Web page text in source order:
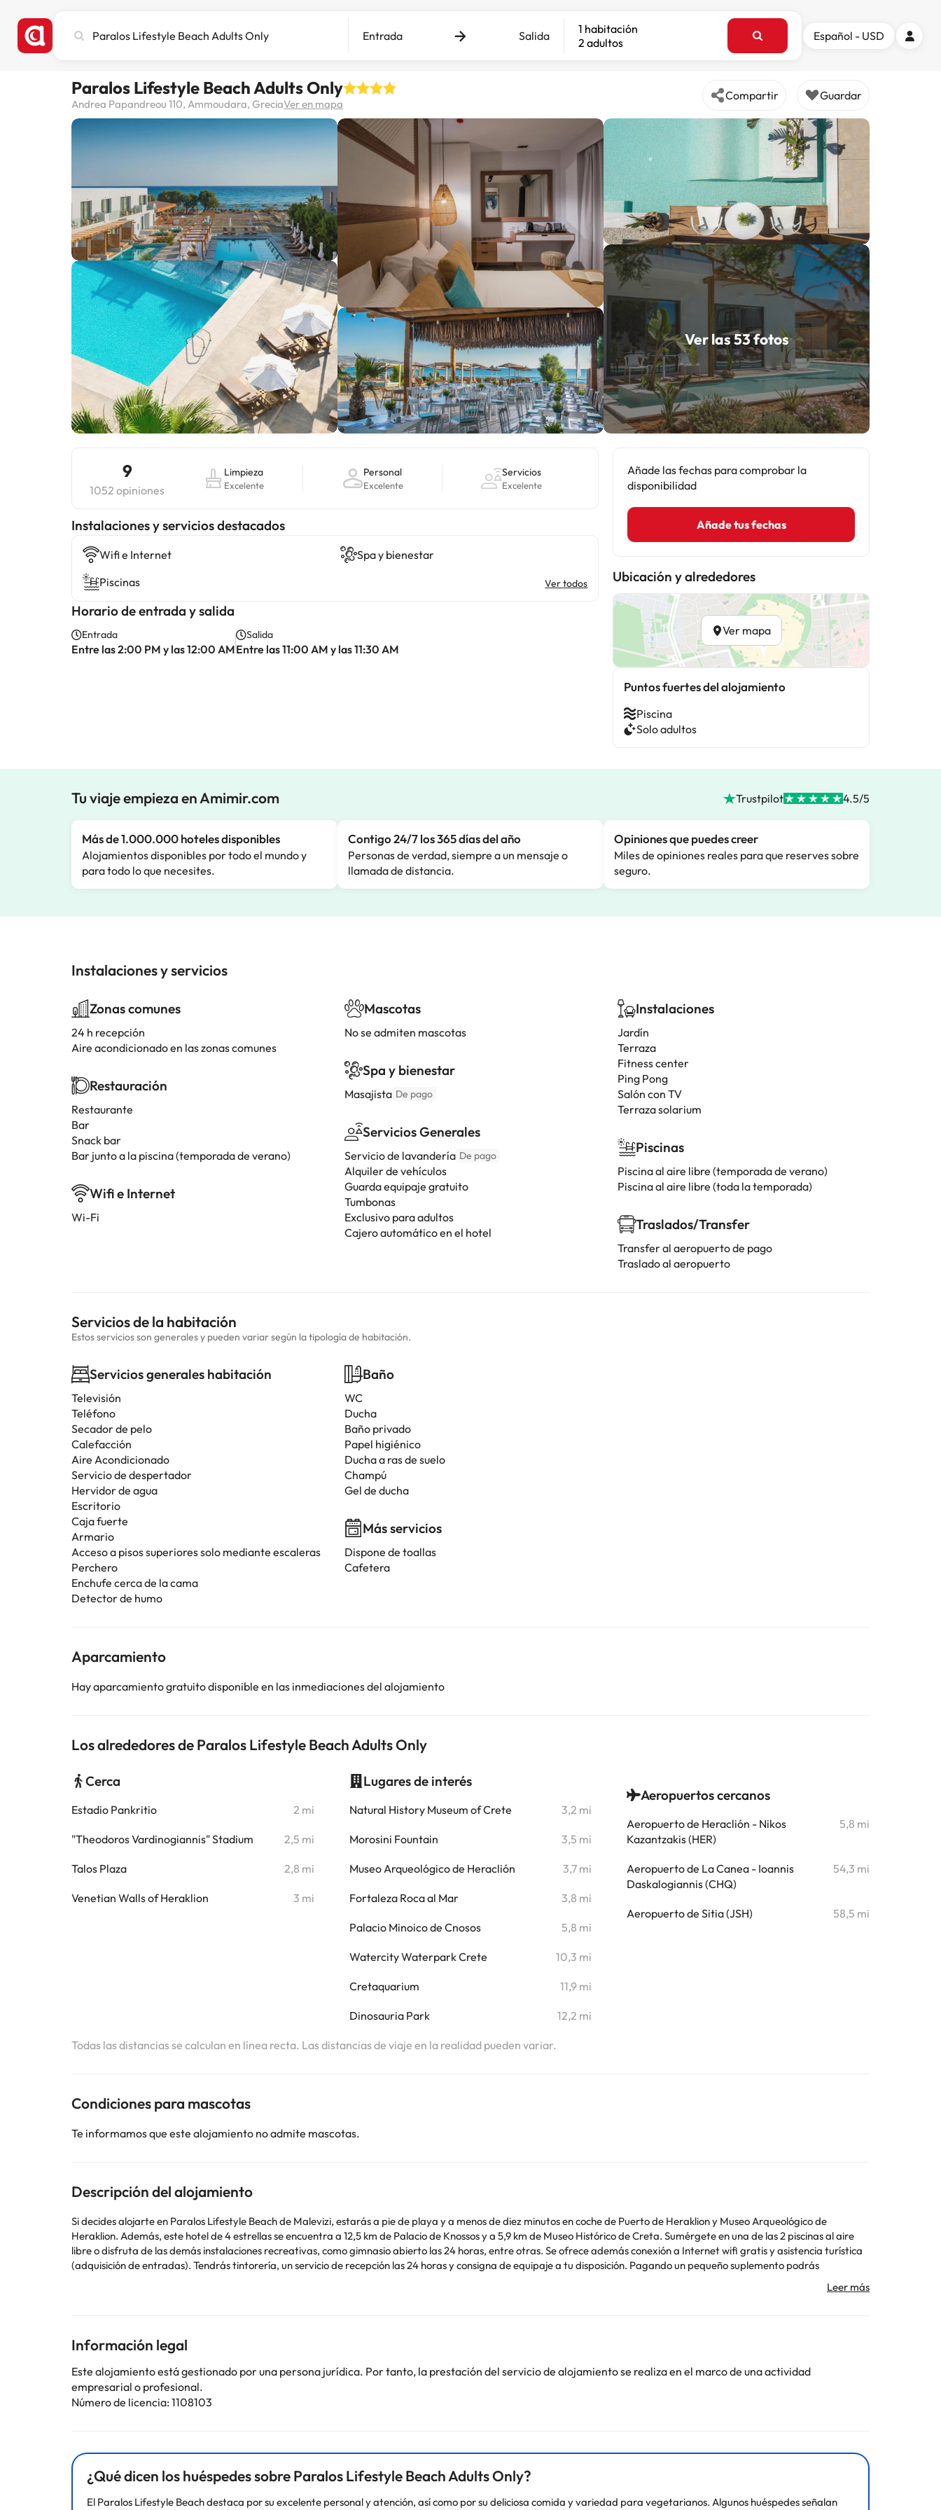
ciudad,
destino
Entrada Salida
1 habitación
2 adultos
Español - USD
Paralos Lifestyle Beach Adults Only
Andrea Papandreou 110, Ammoudara, GreciaVer en mapa
Compartir Guardar
Ver las 53 fotos
9
1052 opiniones
Limpieza
Excelente
Personal
Excelente
Servicios
Excelente
Instalaciones y servicios destacados
Wifi e Internet
Spa y bienestar
Piscinas
Ver todos
Horario de entrada y salida
Entrada
Entre las 2:00 PM y las 12:00 AM
Salida
Entre las 11:00 AM y las 11:30 AM
Añade las fechas para comprobar la
disponibilidad
Añade tus fechas
Ubicación y alrededores
Ver mapa
Puntos fuertes del alojamiento
Piscina
Solo adultos
Tu viaje empieza en Amimir.com Trustpilot 4.5/5
Más de 1.000.000 hoteles disponibles
Alojamientos disponibles por todo el mundo y
para todo lo que necesites.
Contigo 24/7 los 365 días del año
Personas de verdad, siempre a un mensaje o
llamada de distancia.
Opiniones que puedes creer
Miles de opiniones reales para que reserves sobre
seguro.
Instalaciones y servicios
Zonas comunes
24 h recepción
Aire acondicionado en las zonas comunes
Restauración
Restaurante
Bar
Snack bar
Bar junto a la piscina (temporada de verano)
Wifi e Internet
Wi-Fi
Mascotas
No se admiten mascotas
Spa y bienestar
Masajista De pago
Servicios Generales
Servicio de lavandería De pago
Alquiler de vehículos
Guarda equipaje gratuito
Tumbonas
Exclusivo para adultos
Cajero automático en el hotel
Instalaciones
Jardín
Terraza
Fitness center
Ping Pong
Salón con TV
Terraza solarium
Piscinas
Piscina al aire libre (temporada de verano)
Piscina al aire libre (toda la temporada)
Traslados/Transfer
Transfer al aeropuerto de pago
Traslado al aeropuerto
Servicios de la habitación
Estos servicios son generales y pueden variar según la tipología de habitación.
Servicios generales habitación
Televisión
Teléfono
Secador de pelo
Calefacción
Aire Acondicionado
Servicio de despertador
Hervidor de agua
Escritorio
Caja fuerte
Armario
Acceso a pisos superiores solo mediante escaleras
Perchero
Enchufe cerca de la cama
Detector de humo
Baño
WC
Ducha
Baño privado
Papel higiénico
Ducha a ras de suelo
Champú
Gel de ducha
Más servicios
Dispone de toallas
Cafetera
Aparcamiento
Hay aparcamiento gratuito disponible en las inmediaciones del alojamiento
Los alrededores de Paralos Lifestyle Beach Adults Only
Cerca
Estadio Pankritio 2 mi
"Theodoros Vardinogiannis" Stadium 2,5 mi
Talos Plaza 2,8 mi
Venetian Walls of Heraklion 3 mi
Lugares de interés
Natural History Museum of Crete 3,2 mi
Morosini Fountain 3,5 mi
Museo Arqueológico de Heraclión 3,7 mi
Fortaleza Roca al Mar 3,8 mi
Palacio Minoico de Cnosos 5,8 mi
Watercity Waterpark Crete 10,3 mi
Cretaquarium 11,9 mi
Dinosauria Park 12,2 mi
Aeropuertos cercanos
Aeropuerto de Heraclión - Nikos
Kazantzakis (HER)
5,8 mi
Aeropuerto de La Canea - Ioannis
Daskalogiannis (CHQ)
54,3 mi
Aeropuerto de Sitia (JSH) 58,5 mi
Todas las distancias se calculan en línea recta. Las distancias de viaje en la realidad pueden variar.
Condiciones para mascotas
Te informamos que este alojamiento no admite mascotas.
Descripción del alojamiento
Si decides alojarte en Paralos Lifestyle Beach de Malevizi, estarás a pie de playa y a menos de diez minutos en coche de Puerto de Heraklion y Museo Arqueológico de
Heraklion. Además, este hotel de 4 estrellas se encuentra a 12,5 km de Palacio de Knossos y a 5,9 km de Museo Histórico de Creta. Sumérgete en una de las 2 piscinas al aire
libre o disfruta de las demás instalaciones recreativas, como gimnasio abierto las 24 horas, entre otras. Se ofrece además conexión a Internet wifi gratis y asistencia turística
(adquisición de entradas). Tendrás tintorería, un servicio de recepción las 24 horas y consigna de equipaje a tu disposición. Pagando un pequeño suplemento podrás
aprovechar prestaciones como servicio de transporte al aeropuerto (ida y vuelta) (disponible las 24 horas) y aparcamiento sin asistencia gratuito. Acércate a uno de los 2
restaurantes de este hotel para comer algo, o aprovecha el servicio de habitaciones con horario limitado. Disfruta de tu bebida favorita en el bar o lounge o en el bar junto a
contacto con los tuyos; también podrás ver tu programa favorito en el televisor con canales por satélite. El baño privado con ducha está provisto de cabezal de ducha tipo
lluvia y secadores de pelo.
Información legal
Este alojamiento está gestionado por una persona jurídica. Por tanto, la prestación del servicio de alojamiento se realiza en el marco de una actividad
empresarial o profesional.
Número de licencia: 1108103
¿Qué dicen los huéspedes sobre Paralos Lifestyle Beach Adults Only?
El Paralos Lifestyle Beach destaca por su excelente personal y atención, así como por su deliciosa comida y variedad para vegetarianos. Algunos huéspedes señalan